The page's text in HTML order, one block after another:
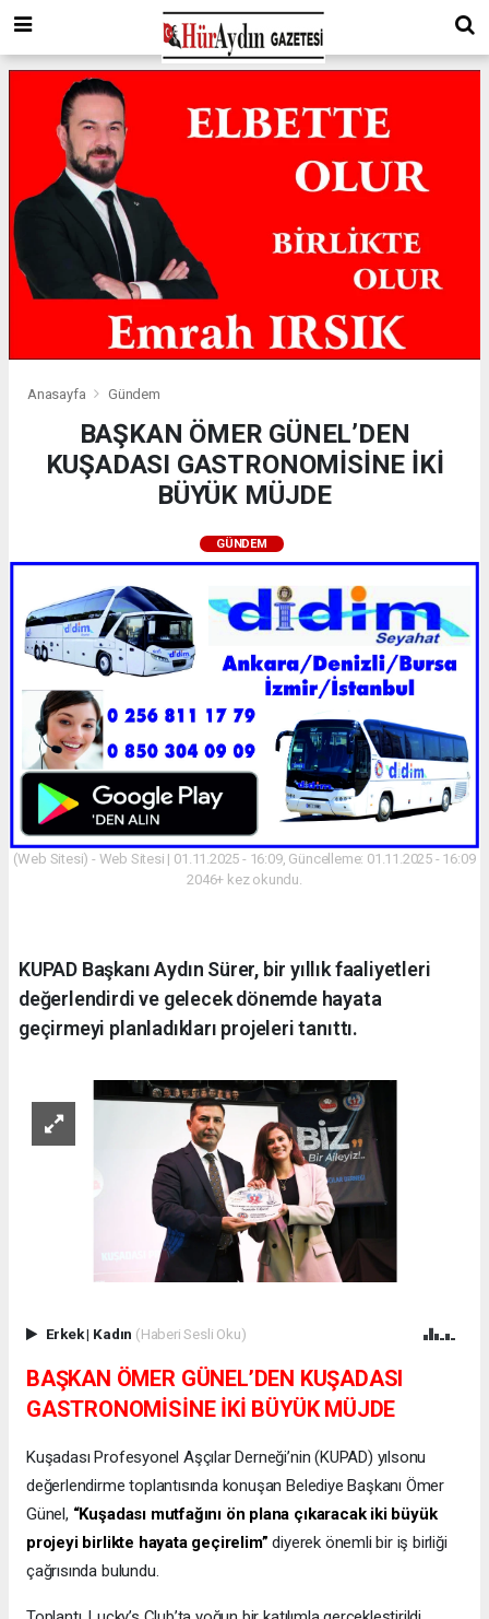
Anasayfa Gündem
BAŞKAN ÖMER GÜNEL’DEN
KUŞADASI GASTRONOMİSİNE İKİ
BÜYÜK MÜJDE
GÜNDEM
(Web Sitesi) - Web Sitesi | 01.11.2025 - 16:09, Güncelleme: 01.11.2025 - 16:09
2046+ kez okundu.
KUPAD Başkanı Aydın Sürer, bir yıllık faaliyetleri
değerlendirdi ve gelecek dönemde hayata
geçirmeyi planladıkları projeleri tanıttı.
Erkek| Kadın (Haberi Sesli Oku)
BAŞKAN ÖMER GÜNEL’DEN KUŞADASI
GASTRONOMİSİNE İKİ BÜYÜK MÜJDE
Kuşadası Profesyonel Aşçılar Derneği’nin (KUPAD) yılsonu
değerlendirme toplantısında konuşan Belediye Başkanı Ömer
Günel, “Kuşadası mutfağını ön plana çıkaracak iki büyük
projeyi birlikte hayata geçirelim”diyerek önemli bir iş birliği
çağrısında bulundu.